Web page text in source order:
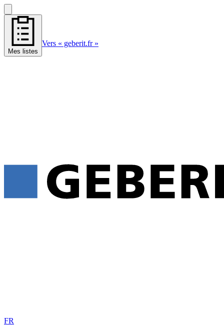
Mes listes
Vers « geberit.fr »
FR